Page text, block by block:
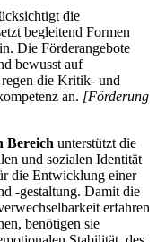
die
begleitend Formen
Die Förderangebote
bewusst auf
die Kritik- und
an. [Förderung
Bereich unterstützt die
und sozialen Identität
die Entwicklung einer
-gestaltung. Damit die
erfahren
benötigen sie